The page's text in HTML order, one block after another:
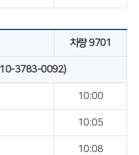
차량 9701
3783-0092)
10:00
10:05
10:08